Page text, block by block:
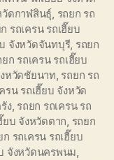
วัดกาฬสินธุ์, รถยก รถ
รถเครน รถเฮี๊ยบ
จังหวัดจันทบุรี, รถยก
ก รถเครน รถเฮี๊ยบ
หวัดชัยนาท, รถยก รถ
รน รถเฮี๊ยบ จังหวัด
ง, รถยก รถเครน รถ
ยบ จังหวัดตาก, รถยก
ก รถเครน รถเฮี๊ยบ
จังหวัดนครพนม,